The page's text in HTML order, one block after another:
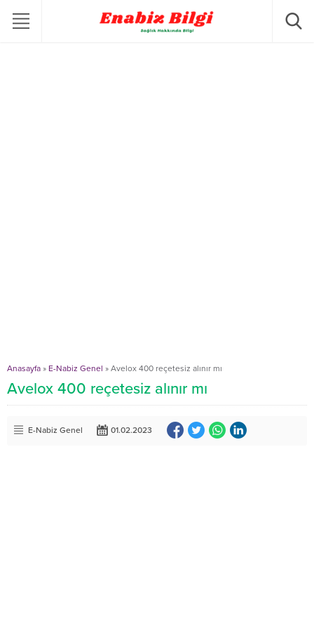
Anasayfa » E-Nabiz Genel » Avelox 400 reçetesiz alınır mı
Avelox 400 reçetesiz alınır mı
E-Nabiz Genel 01.02.2023